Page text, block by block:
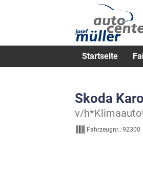
Startseite
Skoda
v/
Fahrzeugnr.: 92300